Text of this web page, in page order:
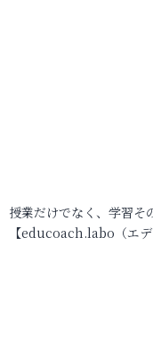
授業だけでなく、学習そ
【educoach.labo（エ